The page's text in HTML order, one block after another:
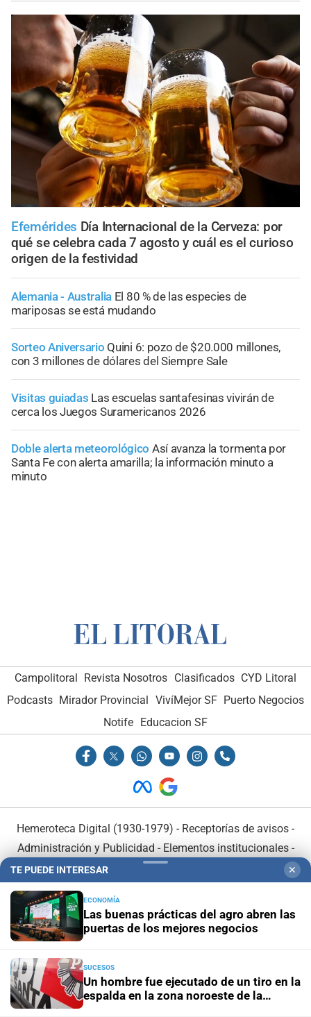
Efemérides Día Internacional de la Cerveza: por
qué se celebra cada 7 agosto y cuál es el curioso
origen de la festividad
Alemania - Australia El 80 % de las especies de
mariposas se está mudando
Sorteo Aniversario Quini 6: pozo de $20.000 millones,
con 3 millones de dólares del Siempre Sale
Visitas guiadas Las escuelas santafesinas vivirán de
cerca los Juegos Suramericanos 2026
Doble alerta meteorológico Así avanza la tormenta por
Santa Fe con alerta amarilla; la información minuto a
minuto
Campolitoral Revista Nosotros Clasificados CYD Litoral
Podcasts Mirador Provincial VivíMejor SF Puerto Negocios
Notife Educacion SF
Hemeroteca Digital (1930-1979) - Receptorías de avisos -
Administración y Publicidad - Elementos institucionales-
Opcionales con El Litoral
El Litoral es miembro de:
En Asociación con:
TE PUEDE INTERESAR ✕
ECONOMÍA
Las buenas prácticas del agro abren las
puertas de los mejores negocios
SUCESOS
Un hombre fue ejecutado de un tiro en la
espalda en la zona noroeste de la